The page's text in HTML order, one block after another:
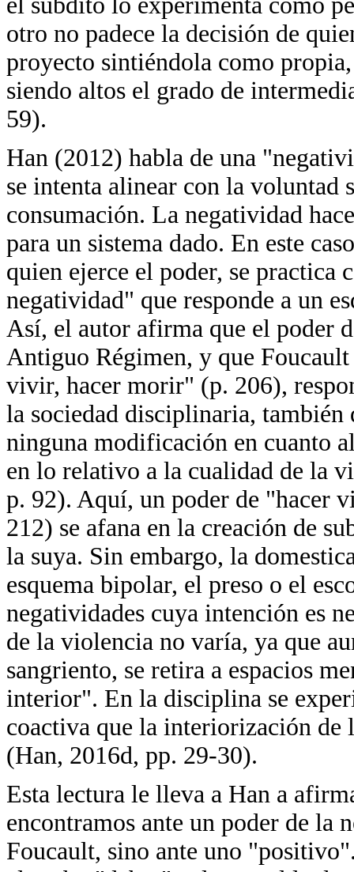
otro no padece la decisión de
proyecto sintiéndola como
siendo altos el grado de
59).
Han (2012) habla de una
se intenta alinear con la voluntad
consumación. La negatividad
para un sistema dado. En este
quien ejerce el poder, se practica
negatividad" que responde a un
Así, el autor afirma que el poder
Antiguo Régimen, y que
vivir, hacer morir" (p. 206),
la sociedad disciplinaria,
ninguna modificación en cuanto
en lo relativo a la cualidad de la
p. 92). Aquí, un poder de "hacer
212) se afana en la creación de
la suya. Sin embargo, la
esquema bipolar, el preso o el
negatividades cuya intención es
de la violencia no varía, ya que
sangriento, se retira a espacios
interior". En la disciplina se
coactiva que la interiorización de
(Han, 2016d, pp. 29-30).
Esta lectura le lleva a Han a
encontramos ante un poder de la
Foucault, sino ante uno